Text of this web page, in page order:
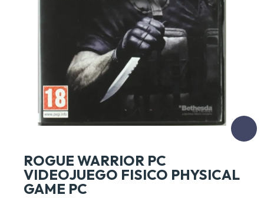
ROGUE WARRIOR PC
VIDEOJUEGO FISICO PHYSICAL
GAME PC